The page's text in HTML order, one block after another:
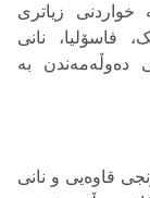
خواردنی زیاتری
فاسۆلیا، نانی
دەوڵەمەندن بە
قاوەیی و نانی